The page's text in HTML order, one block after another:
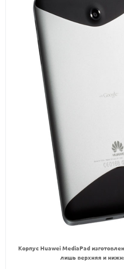
Корпус Huawei MediaPad
лишь верхняя и